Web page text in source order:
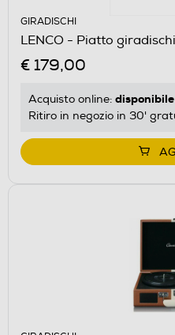
GIRADISCHI
LENCO - Piatto
€ 179,00
Acquisto online: disponibile
Ritiro in negozio in 30'